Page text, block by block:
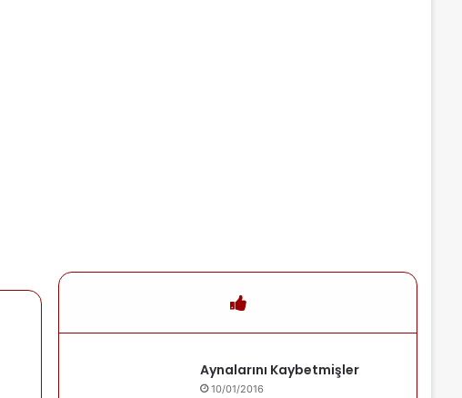
Aynalarını Kaybetmişler
10/01/2016